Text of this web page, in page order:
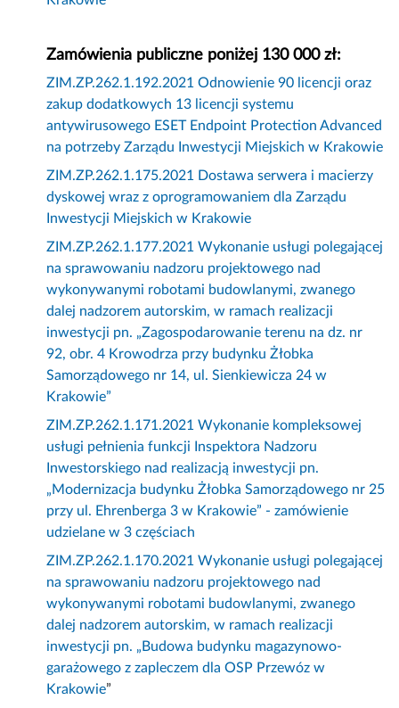
Zamówienia publiczne poniżej 130 000 zł:
ZIM.ZP.262.1.192.2021 Odnowienie 90 licencji oraz
zakup dodatkowych 13 licencji systemu
antywirusowego ESET Endpoint Protection Advanced
na potrzeby Zarządu Inwestycji Miejskich w Krakowie
ZIM.ZP.262.1.175.2021 Dostawa serwera i macierzy
dyskowej wraz z oprogramowaniem dla Zarządu
Inwestycji Miejskich w Krakowie
ZIM.ZP.262.1.177.2021 Wykonanie usługi polegającej
na sprawowaniu nadzoru projektowego nad
wykonywanymi robotami budowlanymi, zwanego
dalej nadzorem autorskim, w ramach realizacji
inwestycji pn. „Zagospodarowanie terenu na dz. nr
92, obr. 4 Krowodrza przy budynku Żłobka
Samorządowego nr 14, ul. Sienkiewicza 24 w
Krakowie”
ZIM.ZP.262.1.171.2021 Wykonanie kompleksowej
usługi pełnienia funkcji Inspektora Nadzoru
Inwestorskiego nad realizacją inwestycji pn.
„Modernizacja budynku Żłobka Samorządowego nr 25
przy ul. Ehrenberga 3 w Krakowie” - zamówienie
udzielane w 3 częściach
ZIM.ZP.262.1.170.2021 Wykonanie usługi polegającej
na sprawowaniu nadzoru projektowego nad
wykonywanymi robotami budowlanymi, zwanego
dalej nadzorem autorskim, w ramach realizacji
inwestycji pn. „Budowa budynku magazynowo-
garażowego z zapleczem dla OSP Przewóz w
Krakowie”